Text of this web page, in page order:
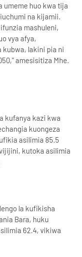
umeme huo kwa tija
na kijamii.
mashuleni,
vya afya,
kubwa, lakini pia ni
amesisitiza Mhe.
kufanya kazi kwa
kuongeza
asilimia 85.5
kutoka asilimia
la kufikisha
Bara, huku
62.4, vikiwa